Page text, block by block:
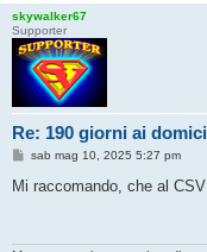
skywalker67
Supporter
Re: 190 giorni ai
M
s
sab mag 10, 2025 5:27 pm
Mi raccomando, che al